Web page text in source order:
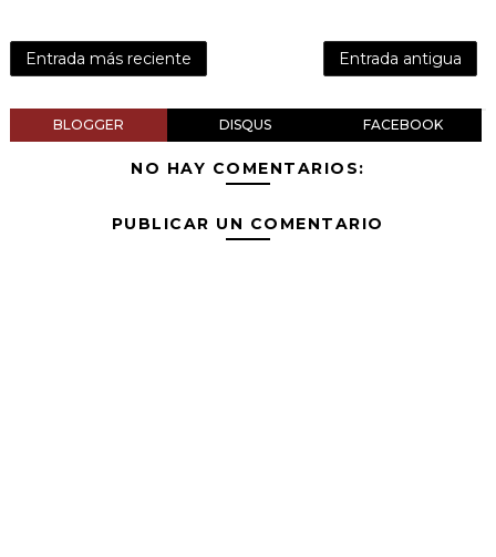
Entrada más reciente Entrada antigua
BLOGGER DISQUS FACEBOOK
NO HAY COMENTARIOS:
PUBLICAR UN COMENTARIO